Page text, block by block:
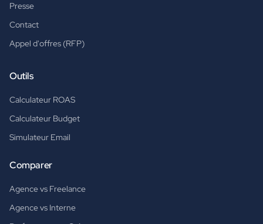
Presse
Contact
Appel d'offres (RFP)
Outils
Calculateur ROAS
Calculateur Budget
Simulateur Email
Comparer
Agence vs Freelance
Agence vs Interne